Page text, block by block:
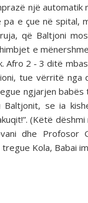
një automatik
pa e çue në spital,
që Baltjoni
e
Afro 2 - 3 ditë
tue vërritë nga
ngjarjen babës
Baltjonit, se ia
(Këtë
dhe Profosor
Kola, Babai